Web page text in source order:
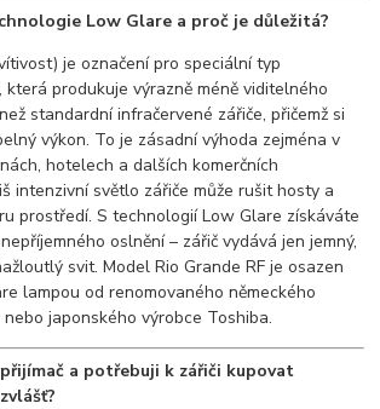
Low Glare a proč je důležitá?
je označení pro speciální typ
která produkuje výrazně méně viditelného
standardní infračervené zářiče, přičemž si
výkon. To je zásadní výhoda zejména v
hotelech a dalších komerčních
intenzivní světlo zářiče může rušit hosty a
prostředí. S technologií Low Glare získáváte
oslnění – zářič vydává jen jemný,
svit. Model Rio Grande RF je osazen
lampou od renomovaného německého
japonského výrobce Toshiba.
a potřebuji k zářiči kupovat